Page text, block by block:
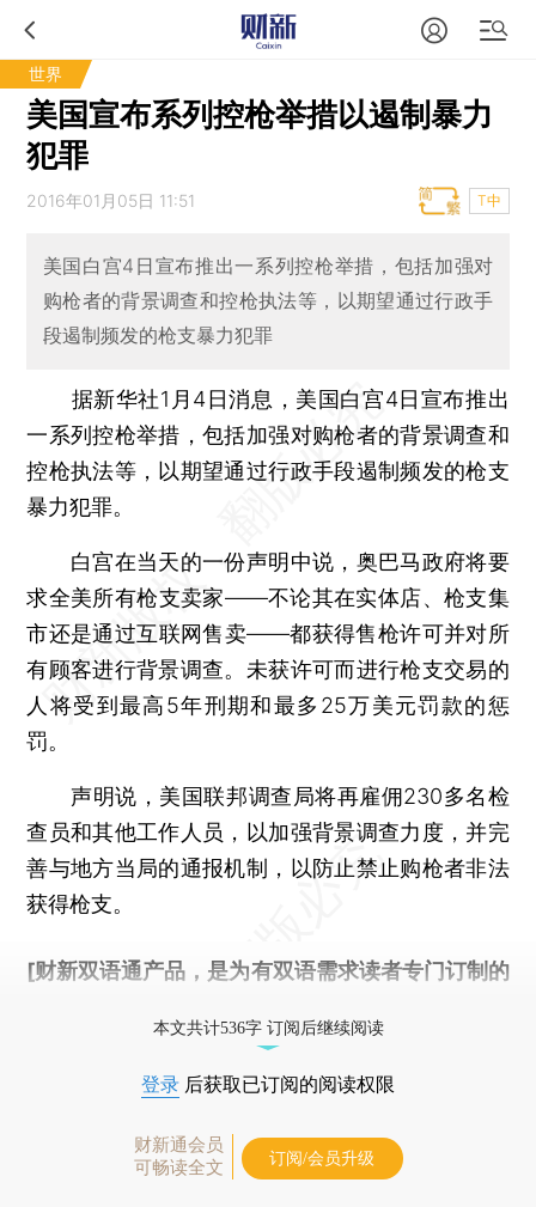
世界
美国宣布系列控枪举措以遏制暴力
犯罪
2016年01月05日 11:51 T中
美国白宫4日宣布推出一系列控枪举措，包括加强对
购枪者的背景调查和控枪执法等，以期望通过行政手
段遏制频发的枪支暴力犯罪
据新华社1月4日消息，美国白宫4日宣布推出
一系列控枪举措，包括加强对购枪者的背景调查和
控枪执法等，以期望通过行政手段遏制频发的枪支
暴力犯罪。
白宫在当天的一份声明中说，奥巴马政府将要
求全美所有枪支卖家——不论其在实体店、枪支集
市还是通过互联网售卖——都获得售枪许可并对所
有顾客进行背景调查。未获许可而进行枪支交易的
人将受到最高5年刑期和最多25万美元罚款的惩
罚。
声明说，美国联邦调查局将再雇佣230多名检
查员和其他工作人员，以加强背景调查力度，并完
善与地方当局的通报机制，以防止禁止购枪者非法
获得枪支。
[财新双语通产品，是为有双语需求读者专门订制的
本文共计536字 订阅后继续阅读
登录 后获取已订阅的阅读权限
财新通会员
可畅读全文
订阅/会员升级